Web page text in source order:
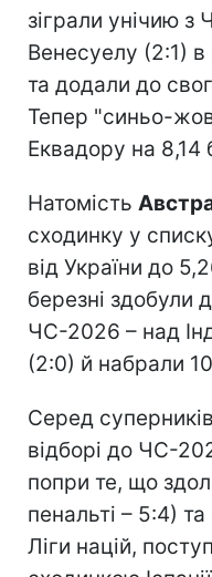
зіграли унічию з
Венесуелу (2:1) в
та додали до
Тепер "синьо-
Еквадору на 8,14
Натомість
сходинку у
від України до
березні здобули
ЧС-2026 – над
(2:0) й набрали
Серед
відборі до ЧС-
попри те, що
пенальті – 5:4)
Ліги націй,